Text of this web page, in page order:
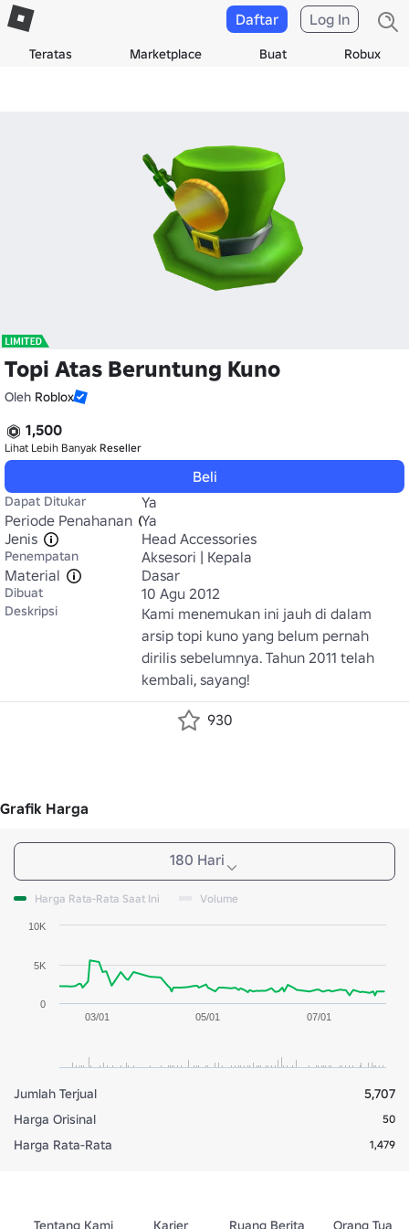
Teratas Marketplace Buat Robux
Daftar Log In
Topi Atas Beruntung Kuno
Oleh Roblox
1,500
Lihat Lebih Banyak Reseller
Beli
Dapat Ditukar
Ya
Periode Penahanan Ya
Jenis
Head Accessories
Penempatan
Aksesori | Kepala
Material
Dasar
Dibuat 10 Agu 2012
Deskripsi
Kami menemukan ini jauh di dalam
arsip topi kuno yang belum pernah
dirilis sebelumnya. Tahun 2011 telah
kembali, sayang!
930
Grafik Harga
180 Hari
Harga Rata-Rata Saat Ini Volume
03/01 05/01 07/01
0
5K
10K
Jumlah Terjual
5,707
Harga Orisinal
50
Harga Rata-Rata 1,479
Tentang Kami Karier Ruang Berita Orang Tua